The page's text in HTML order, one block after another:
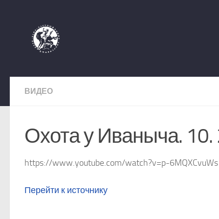
ВИДЕО
Охота у Иваныча. 10.
https://www.youtube.com/watch?v=p-6MQXCvuWs
Перейти к источнику